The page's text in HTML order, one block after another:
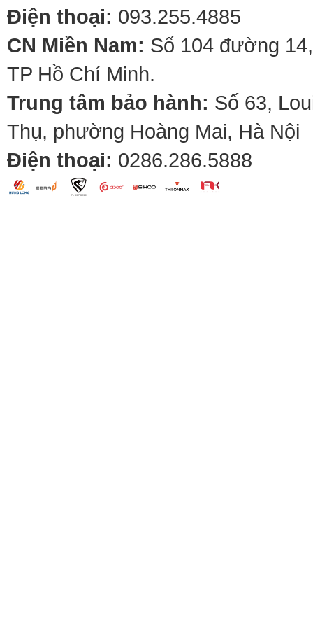
Điện thoại: 093.255.4885
CN Miền Nam: Số 104 đường
TP Hồ Chí Minh.
Trung tâm bảo hành: Số 63,
Thụ, phường Hoàng Mai, Hà Nội
Điện thoại: 0286.286.5888